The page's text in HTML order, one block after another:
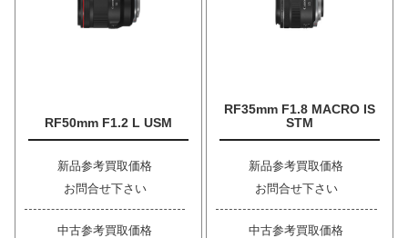
RF50mm F1.2 L USM
新品参考買取価格
お問合せ下さい
中古参考買取価格
RF35mm F1.8 MACRO IS
STM
新品参考買取価格
お問合せ下さい
中古参考買取価格